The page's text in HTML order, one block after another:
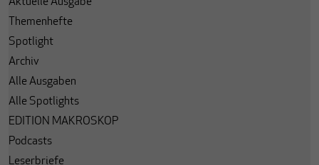
Themenhefte
Spotlight
Archiv
Alle Ausgaben
Alle Spotlights
EDITION MAKROSKOP
Podcasts
Leserbriefe